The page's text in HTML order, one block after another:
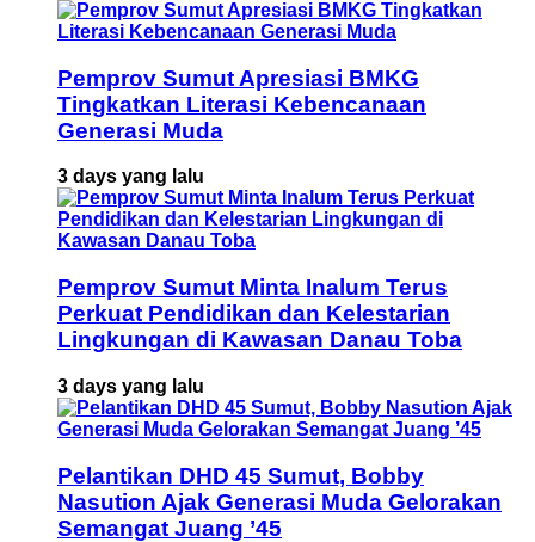
Pemprov Sumut Apresiasi BMKG
Tingkatkan Literasi Kebencanaan
Generasi Muda
3 days yang lalu
Pemprov Sumut Minta Inalum Terus
Perkuat Pendidikan dan Kelestarian
Lingkungan di Kawasan Danau Toba
3 days yang lalu
Pelantikan DHD 45 Sumut, Bobby
Nasution Ajak Generasi Muda Gelorakan
Semangat Juang ’45